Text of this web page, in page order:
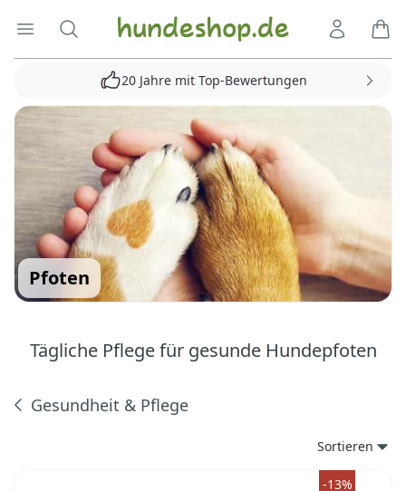
Menü öffnen
Suche Hundeshop.de
20 Jahre mit Top-Bewertungen
Pfoten
Tägliche Pflege für gesunde Hundepfoten
Gesundheit & Pflege
Sortieren
-13%